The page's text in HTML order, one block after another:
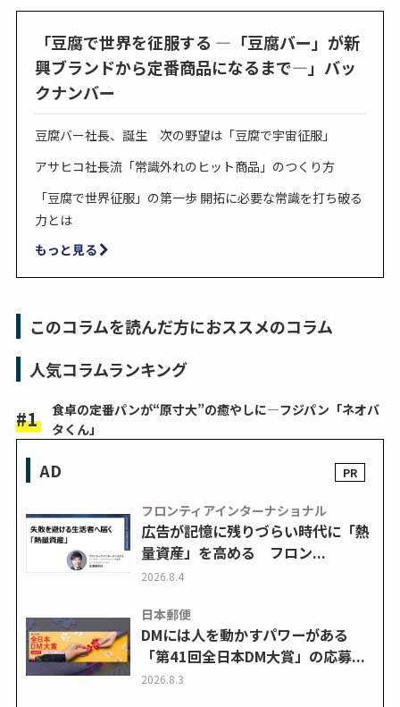
「豆腐で世界を征服する ―「豆腐バー」が新
興ブランドから定番商品になるまで―」バッ
クナンバー
豆腐バー社長、誕生 次の野望は「豆腐で宇宙征服」
アサヒコ社長流「常識外れのヒット商品」のつくり方
「豆腐で世界征服」の第一歩 開拓に必要な常識を打ち破る
力とは
もっと見る
このコラムを読んだ方におススメのコラム
人気コラムランキング
食卓の定番パンが“原寸大”の癒やしに―フジパン「ネオバ
タくん」
AD
フロンティアインターナショナル
広告が記憶に残りづらい時代に「熱
量資産」を高める フロン...
2026.8.4
日本郵便
DMには人を動かすパワーがある
「第41回全日本DM大賞」の応募...
2026.8.3